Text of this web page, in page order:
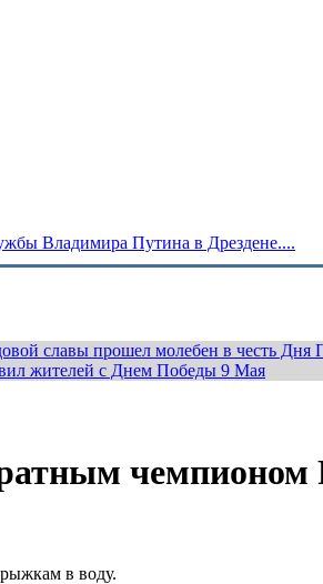
Владимира Путина в Дрездене....
славы прошел молебен в честь Дня
жителей с Днем Победы 9 Мая
в воду.